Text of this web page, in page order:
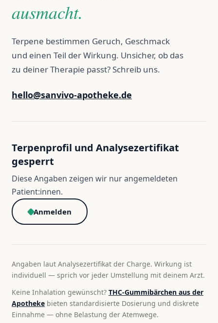
ausmacht.
Terpene bestimmen Geruch, Geschmack
und einen Teil der Wirkung. Unsicher, ob das
zu deiner Therapie passt? Schreib uns.
hello@sanvivo-apotheke.de
Terpenprofil und Analysezertifikat
gesperrt
Diese Angaben zeigen wir nur angemeldeten
Patient:innen.
Anmelden
Angaben laut Analysezertifikat der Charge. Wirkung ist
individuell — sprich vor jeder Umstellung mit deinem Arzt.
Keine Inhalation gewünscht? THC-Gummibärchen aus der
Apotheke bieten standardisierte Dosierung und diskrete
Einnahme — ohne Belastung der Atemwege.